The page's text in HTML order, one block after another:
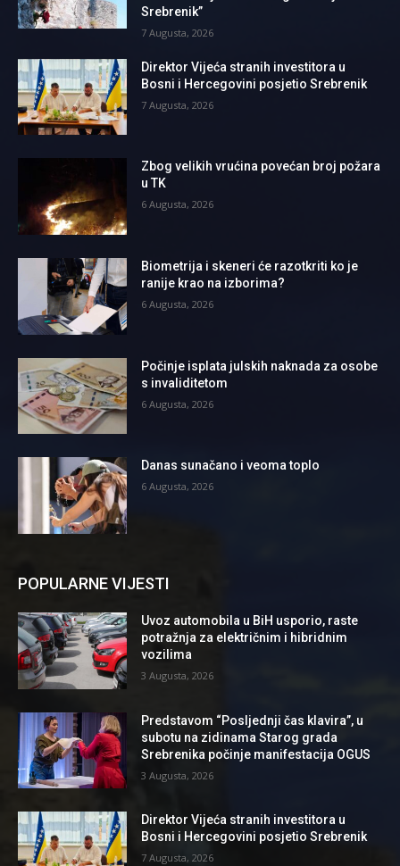
Srebrenik”
7 Augusta, 2026
Direktor Vijeća stranih investitora u
Bosni i Hercegovini posjetio Srebrenik
7 Augusta, 2026
Zbog velikih vrućina povećan broj požara
u TK
6 Augusta, 2026
Biometrija i skeneri će razotkriti ko je
ranije krao na izborima?
6 Augusta, 2026
Počinje isplata julskih naknada za osobe
s invaliditetom
6 Augusta, 2026
Danas sunačano i veoma toplo
6 Augusta, 2026
POPULARNE VIJESTI
Uvoz automobila u BiH usporio, raste
potražnja za električnim i hibridnim
vozilima
3 Augusta, 2026
Predstavom “Posljednji čas klavira”, u
subotu na zidinama Starog grada
Srebrenika počinje manifestacija OGUS
3 Augusta, 2026
Direktor Vijeća stranih investitora u
Bosni i Hercegovini posjetio Srebrenik
7 Augusta, 2026